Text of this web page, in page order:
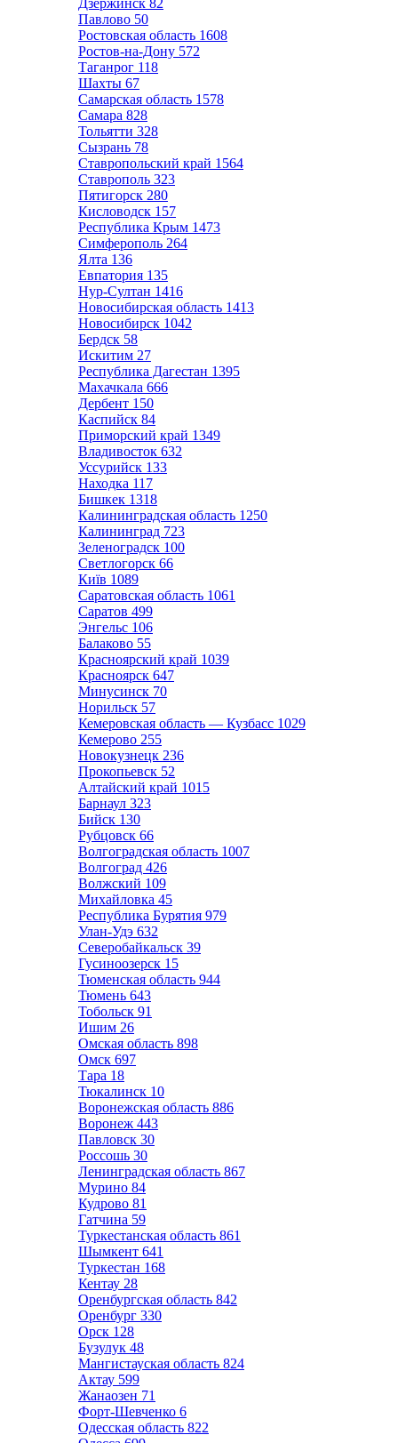
Дзержинск 82
Павлово 50
Ростовская область 1608
Ростов-на-Дону 572
Таганрог 118
Шахты 67
Самарская область 1578
Самара 828
Тольятти 328
Сызрань 78
Ставропольский край 1564
Ставрополь 323
Пятигорск 280
Кисловодск 157
Республика Крым 1473
Симферополь 264
Ялта 136
Евпатория 135
Нур-Султан 1416
Новосибирская область 1413
Новосибирск 1042
Бердск 58
Искитим 27
Республика Дагестан 1395
Махачкала 666
Дербент 150
Каспийск 84
Приморский край 1349
Владивосток 632
Уссурийск 133
Находка 117
Бишкек 1318
Калининградская область 1250
Калининград 723
Зеленоградск 100
Светлогорск 66
Київ 1089
Саратовская область 1061
Саратов 499
Энгельс 106
Балаково 55
Красноярский край 1039
Красноярск 647
Минусинск 70
Норильск 57
Кемеровская область — Кузбасс 1029
Кемерово 255
Новокузнецк 236
Прокопьевск 52
Алтайский край 1015
Барнаул 323
Бийск 130
Рубцовск 66
Волгоградская область 1007
Волгоград 426
Волжский 109
Михайловка 45
Республика Бурятия 979
Улан-Удэ 632
Северобайкальск 39
Гусиноозерск 15
Тюменская область 944
Тюмень 643
Тобольск 91
Ишим 26
Омская область 898
Омск 697
Тара 18
Тюкалинск 10
Воронежская область 886
Воронеж 443
Павловск 30
Россошь 30
Ленинградская область 867
Мурино 84
Кудрово 81
Гатчина 59
Туркестанская область 861
Шымкент 641
Туркестан 168
Кентау 28
Оренбургская область 842
Оренбург 330
Орск 128
Бузулук 48
Мангистауская область 824
Актау 599
Жанаозен 71
Форт-Шевченко 6
Одесская область 822